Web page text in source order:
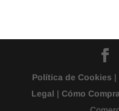
Política de Cookies |
Legal |Cómo